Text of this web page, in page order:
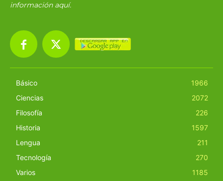
información aquí.
Básico
1966
Ciencias
2072
Filosofía
226
Historia
1597
Lengua
211
Tecnología
270
Varios
1185